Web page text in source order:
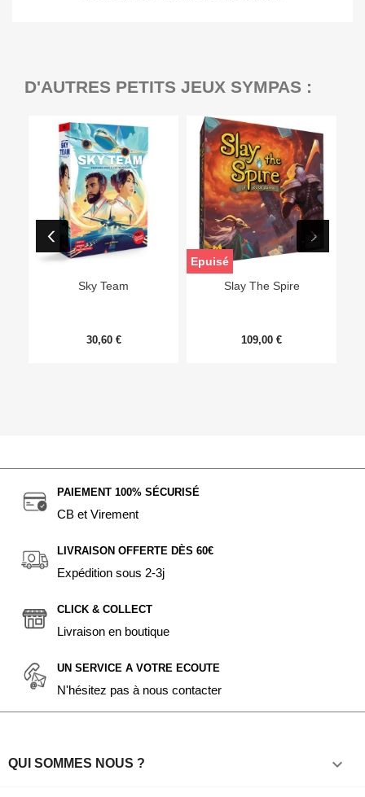
D'AUTRES PETITS JEUX SYMPAS :
Sky Team
30,60 €
Slay The Spire
109,00 €
Epuisé
PAIEMENT 100% SÉCURISÉ
CB et Virement
LIVRAISON OFFERTE DÈS 60€
Expédition sous 2-3j
CLICK & COLLECT
Livraison en boutique
UN SERVICE A VOTRE ECOUTE
N'hésitez pas à nous contacter
QUI SOMMES NOUS ? 